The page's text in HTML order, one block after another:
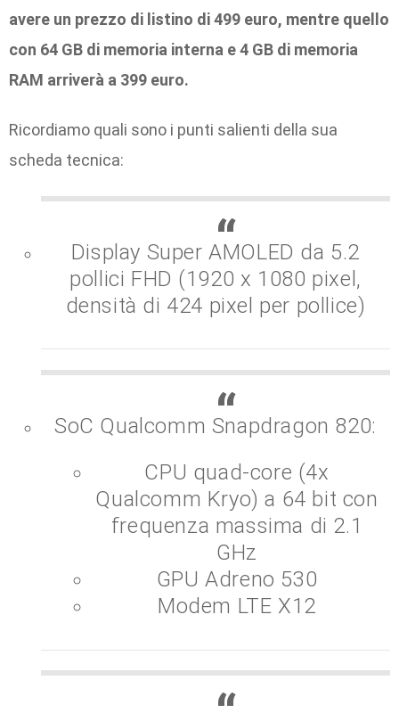
avere un prezzo di listino di 499 euro, mentre quello
con 64 GB di memoria interna e 4 GB di memoria
RAM arriverà a 399 euro.
Ricordiamo quali sono i punti salienti della sua
scheda tecnica:
Display Super AMOLED da 5.2
pollici FHD (1920 x 1080 pixel,
densità di 424 pixel per pollice)
SoC Qualcomm Snapdragon 820:
CPU quad-core (4x
Qualcomm Kryo) a 64 bit con
frequenza massima di 2.1
GHz
GPU Adreno 530
Modem LTE X12